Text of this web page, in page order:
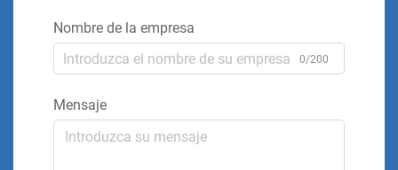
Nombre de la empresa
0/200
Mensaje